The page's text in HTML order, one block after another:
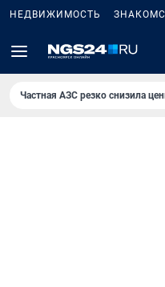
НЕДВИЖИМОСТЬ
Частная АЗС резко снизила